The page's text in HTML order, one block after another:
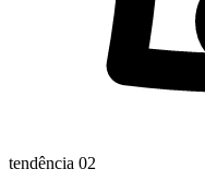
tendência 02